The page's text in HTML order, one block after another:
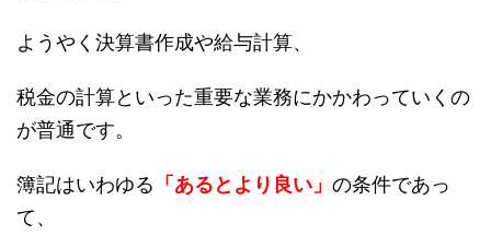
ようやく決算書作成や給与計算、
税金の計算といった重要な業務にかかわっていくの
が普通です。
簿記はいわゆる 「あるとより良い」 の条件であっ
て、